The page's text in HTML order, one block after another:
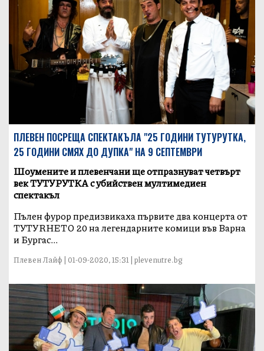
ПЛЕВЕН ПОСРЕЩА СПЕКТАКЪЛА "25 ГОДИНИ ТУТУРУТКА,
25 ГОДИНИ СМЯХ ДО ДУПКА" НА 9 СЕПТЕМВРИ
Шоумените и плевенчани ще отпразнуват четвърт
век ТУТУРУТКА с убийствен мултимедиен
спектакъл
Пълен фурор предизвикаха първите два концерта от
ТУТУRНЕТО 20 на легендарните комици във Варна
и Бургас...
Плевен Лайф | 01-09-2020, 15:31 | plevenutre.bg